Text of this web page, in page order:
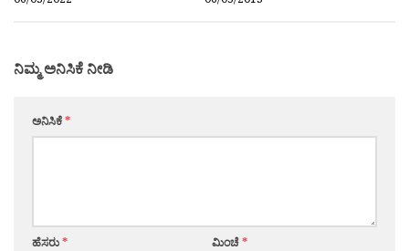
ನಿಮ್ಮ ಅನಿಸಿಕೆ ನೀಡಿ
ಅನಿಸಿಕೆ*
ಹೆಸರು* ಮಿಂಚೆ*